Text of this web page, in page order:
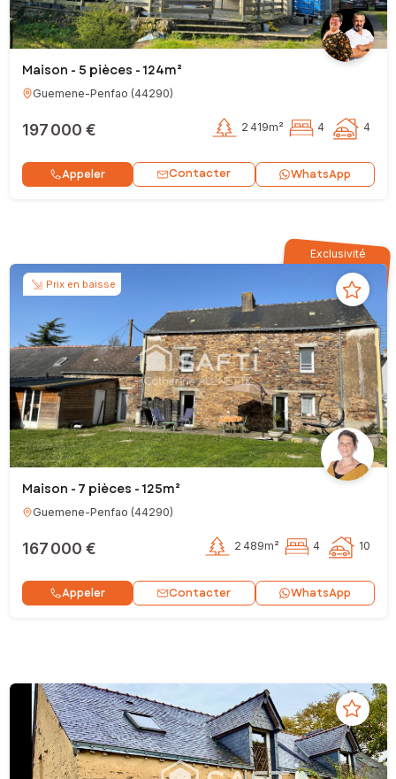
Maison - 5 pièces - 124m²
Guemene-Penfao (44290)
197 000 € 2 419m² 4 4
Appeler Contacter WhatsApp
Exclusivité
Prix en baisse
Maison - 7 pièces - 125m²
Guemene-Penfao (44290)
167 000 € 2 489m² 4 10
Appeler Contacter WhatsApp